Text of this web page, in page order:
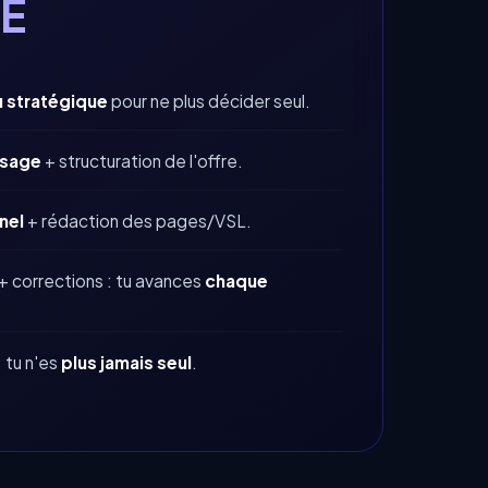
stratégique pour ne plus décider seul.
+ structuration de l'offre.
+ rédaction des pages/VSL.
corrections : tu avances chaque
tu n'es plus jamais seul.